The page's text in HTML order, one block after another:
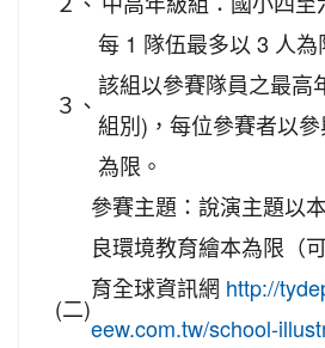
３、
每 1 隊伍最多以 3 人為
該組以參賽隊員之最高
組別)，每位參賽者以
為限。
(二)
參賽主題：說演主題以
良環境教育繪本為限（
育全球資訊網 http://
eew.com.tw/school-